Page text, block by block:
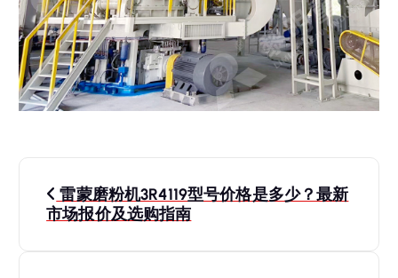
文
章
雷蒙磨粉机3R4119型号价格是多少？最新
市场报价及选购指南